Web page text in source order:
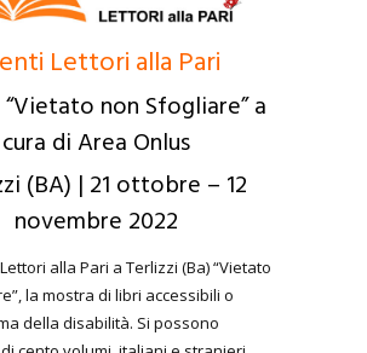
Lettori alla Pari
non Sfogliare” a
cura di Area Onlus
(BA) | 21 ottobre – 12
novembre 2022
alla Pari a Terlizzi (Ba) “Vietato
la mostra di libri accessibili o
della disabilità. Si possono